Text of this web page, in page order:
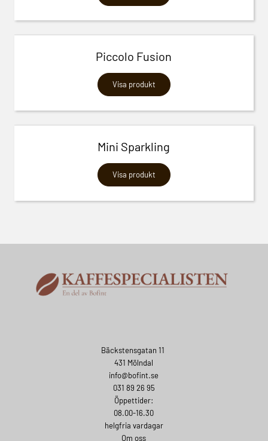
Piccolo Fusion
Visa produkt
Mini Sparkling
Visa produkt
Bäckstensgatan 11
431 Mölndal
info@bofint.se
031 89 26 95
Öppettider:
08.00-16.30
helgfria vardagar
Om oss